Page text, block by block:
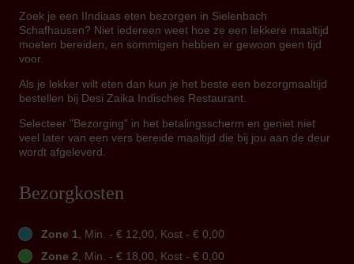
Zoek je een IIndiaas eten bezorgen in Sielenbach
Schafhausen? Niet iedereen weet hoe ze een lekkere maaltijd
moeten bereiden, en sommigen hebben er gewoon geen tijd
voor.
Als je lekker wilt eten dan kun je het beste een bezorgmaaltijd
bestellen bij Desi Zaika Indisches Restaurant.
Selecteer "Bezorging" in het betalingsscherm en geniet niet
veel later van een vers bereide maaltijd die bij jou aan de deur
wordt afgeleverd.
Bezorgkosten
Zone 1, Min. - € 12,00, Kost - € 0,00
Zone 2, Min. - € 18,00, Kost - € 0,00